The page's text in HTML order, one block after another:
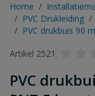
Home /
/ PVC Drukleiding /
/ PVC drukbuis 90
Artikel 2521
PVC